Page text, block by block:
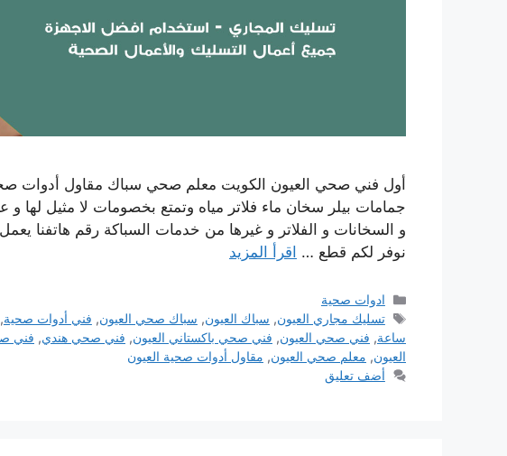
أول فني صحي العيون الكويت معلم صحي سباك مقاول أدوات
جمامات بيلر سخان ماء فلاتر مياه وتمتع بخصومات لا مثيل
نوفر لكم قطع … اقرأ المزيد
التصنيفات
ادوات صحية
الوسوم
تسليك مجاري العيون, سباك العيون, سباك صحي العيون, فني أدوات صحية,
ساعة, فني صحي العيون, فني صحي باكستاني العيون, فني صحي هندي, فني
العيون, معلم صحي العيون, مقاول أدوات صحية العيون
أضف تعليق